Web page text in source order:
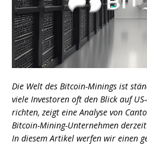
Die Welt des Bitcoin-Minings ist
viele Investoren oft den Blick auf
richten, zeigt eine Analyse von
Bitcoin-Mining-Unternehmen
In diesem Artikel werfen wir einen